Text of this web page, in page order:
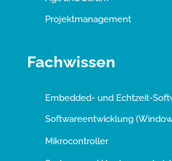
Projektmanagement
Fachwissen
Embedded- und Echtzeit-
Softwareentwicklung
Mikrocontroller